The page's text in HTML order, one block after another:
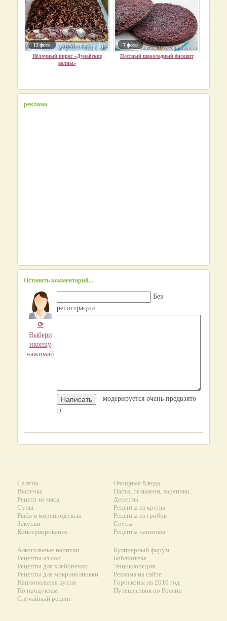
12 фото
Яблочный пирог «Дунайские
волны»
7 фото
Постный шоколадный бисквит
реклама
Оставить комментарий...
⟳
Выбери
иконку
нажимай
Без
регистрации
- модерируется очень предвзято
:)
Салаты
Выпечка
Рецепт из мяса
Супы
Рыба и морепродукты
Закуски
Консервирование
Овощные блюда
Паста, пельмени, вареники...
Десерты
Рецепты из крупы
Рецепты из грибов
Соусы
Рецепты напитков
Алкогольные напитки
Рецепты из сои
Рецепты для хлебопечки
Рецепты для микроволновки
Национальная кухня
По продуктам
Случайный рецепт
Кулинарный форум
Библиотека
Энциклопедия
Реклама на сайте
Гороскопы на 2010 год
Путешествия по России